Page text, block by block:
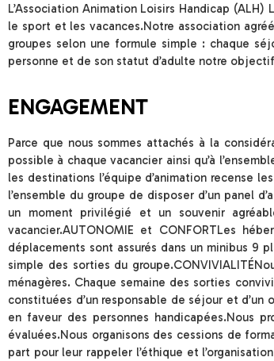
L’Association Animation Loisirs Handicap
le sport et les vacances.Notre association
groupes selon une formule simple : chaque
personne et de son statut d’adulte notre
ENGAGEMENT
Parce que nous sommes attachés à la
possible à chaque vacancier ainsi qu’à
les destinations l’équipe d’animation recense
l’ensemble du groupe de disposer d’un panel
un moment privilégié et un souvenir
vacancier.AUTONOMIE et CONFORTLes
déplacements sont assurés dans un minibus 9
simple des sorties du
ménagères. Chaque semaine des sorties
constituées d’un responsable de séjour et
en faveur des personnes handicapées.Nous
évaluées.Nous organisons des cessions de
part pour leur rappeler l’éthique et